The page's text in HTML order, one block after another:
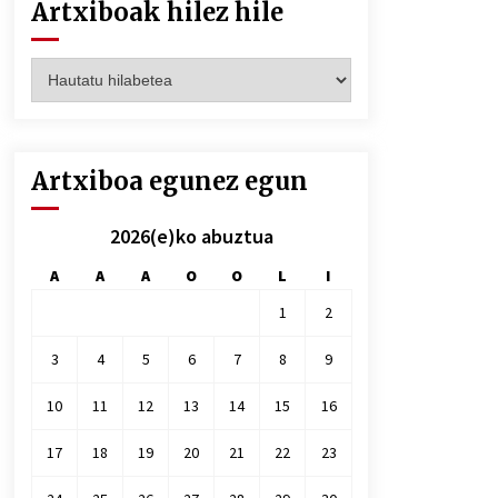
Artxiboak hilez hile
hilez
Artxiboa egunez egun
2026(e)ko abuztua
A A A O O L
I
1
2
3 4 5 6 7 8 9
10 11 12 13 14 15 16
17 18 19 20 21 22 23